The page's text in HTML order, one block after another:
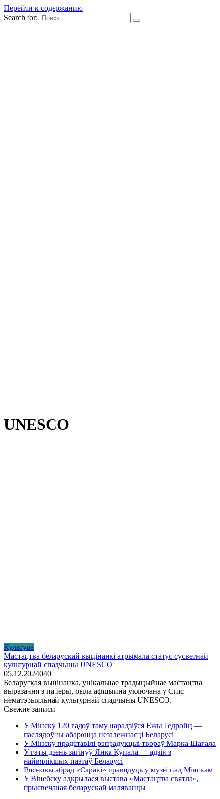
Перейти к содержанию
Search for:
UNESCO
Культура
Мастацтва беларускай выцінанкі атрымала статус сусветнай
культурнай спадчыны UNESCO
05.12.2024040
Беларуская выцінанка, унікальнае традыцыйнае мастацтва
выразання з паперы, была афіцыйна ўключана ў Спіс
нематэрыяльнай культурнай спадчыны UNESCO.
Свежие записи
У Мінску 120 гадоў таму нарадзіўся Ежы Гедройц —
паслядоўны абаронца незалежнасці Беларусі
У Мінску прадставілі рэпрадукцыі твораў Марка Шагала
У гэты дзень загінуў Янка Купала — адзін з
найвялікшых паэтаў Беларусі
Вясновы абрад «Саракі» правядуць у музеі пад Мінскам
У Віцебску адкрылася выстава «Мастацтва святла»,
прысвечаная беларускай маляванцы